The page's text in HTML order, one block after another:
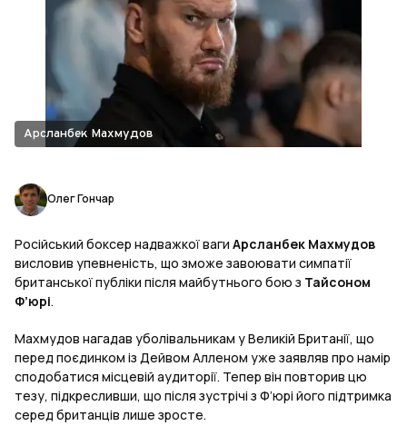
Арсланбек Махмудов
Олег Гончар
Російський боксер надважкої ваги Арсланбек Махмудов
висловив упевненість, що зможе завоювати симпатії
британської публіки після майбутнього бою з Тайсоном
Ф’юрі.
Махмудов нагадав уболівальникам у Великій Британії, що
перед поєдинком із Дейвом Алленом уже заявляв про намір
сподобатися місцевій аудиторії. Тепер він повторив цю
тезу, підкресливши, що після зустрічі з Ф’юрі його підтримка
серед британців лише зросте.